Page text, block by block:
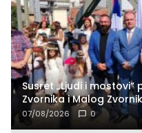
Susret „Ljudi i
Zvornika i Malog
07/08/2026 0